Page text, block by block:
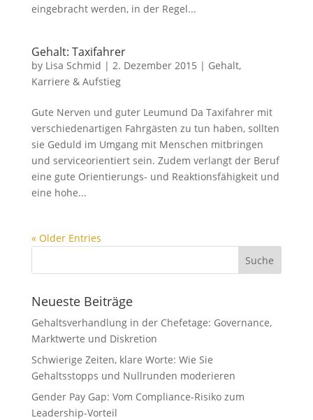
eingebracht werden, in der Regel...
Gehalt: Taxifahrer
by Lisa Schmid | 2. Dezember 2015 | Gehalt,
Karriere & Aufstieg
Gute Nerven und guter Leumund Da Taxifahrer mit
verschiedenartigen Fahrgästen zu tun haben, sollten
sie Geduld im Umgang mit Menschen mitbringen
und serviceorientiert sein. Zudem verlangt der Beruf
eine gute Orientierungs- und Reaktionsfähigkeit und
eine hohe...
« Older Entries
Neueste Beiträge
Gehaltsverhandlung in der Chefetage: Governance,
Marktwerte und Diskretion
Schwierige Zeiten, klare Worte: Wie Sie
Gehaltsstopps und Nullrunden moderieren
Gender Pay Gap: Vom Compliance-Risiko zum
Leadership-Vorteil